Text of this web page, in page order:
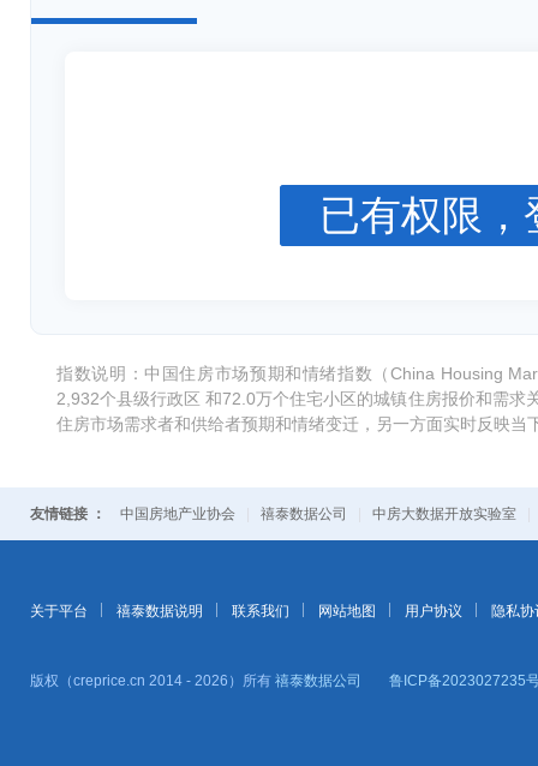
已有权限，
指数说明：中国住房市场预期和情绪指数（China Housing
2,932个县级行政区 和72.0万个住宅小区的城镇住房报价和需
住房市场需求者和供给者预期和情绪变迁，另一方面实时反映
友情链接 ： 中国房地产业协会 禧泰数据公司 中房大数据开放实验室
关于平台 禧泰数据说明 联系我们 网站地图 用户协议 隐私协
版权（creprice.cn 2014 - 2026）所有 禧泰数据公司 鲁ICP备2023027235